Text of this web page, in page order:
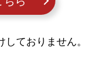
ておりません。